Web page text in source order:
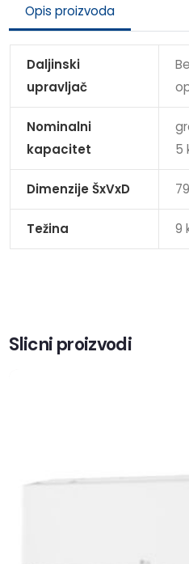
Opis proizvoda
Daljinski
upravljač
Nominalni
kapacitet
5
Dimenzije ŠxVxD
Težina 9
Slicni proizvodi